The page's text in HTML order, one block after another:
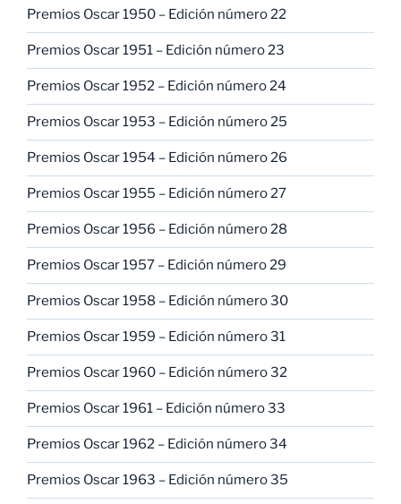
Premios Oscar 1950 – Edición número 22
Premios Oscar 1951 – Edición número 23
Premios Oscar 1952 – Edición número 24
Premios Oscar 1953 – Edición número 25
Premios Oscar 1954 – Edición número 26
Premios Oscar 1955 – Edición número 27
Premios Oscar 1956 – Edición número 28
Premios Oscar 1957 – Edición número 29
Premios Oscar 1958 – Edición número 30
Premios Oscar 1959 – Edición número 31
Premios Oscar 1960 – Edición número 32
Premios Oscar 1961 – Edición número 33
Premios Oscar 1962 – Edición número 34
Premios Oscar 1963 – Edición número 35